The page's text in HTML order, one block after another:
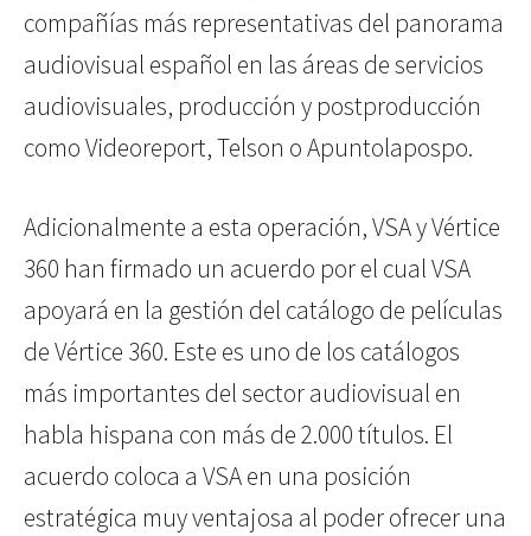
compañías más representativas del panorama
audiovisual español en las áreas de servicios
audiovisuales, producción y postproducción
como Videoreport, Telson o Apuntolapospo.
Adicionalmente a esta operación, VSA y Vértice
360 han firmado un acuerdo por el cual VSA
apoyará en la gestión del catálogo de películas
de Vértice 360. Este es uno de los catálogos
más importantes del sector audiovisual en
habla hispana con más de 2.000 títulos. El
acuerdo coloca a VSA en una posición
estratégica muy ventajosa al poder ofrecer una